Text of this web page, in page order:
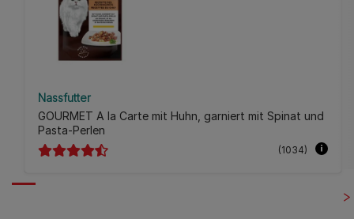
Nassfutter
GOURMET A la Carte mit Huhn, garniert mit Spinat und
Pasta-Perlen
(1034)